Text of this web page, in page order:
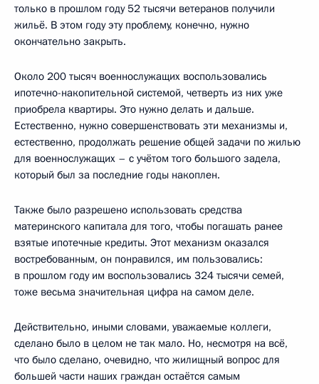
только в прошлом году 52 тысячи ветеранов получили
жильё. В этом году эту проблему, конечно, нужно
окончательно закрыть.
Около 200 тысяч военнослужащих воспользовались
ипотечно-накопительной системой, четверть из них уже
приобрела квартиры. Это нужно делать и дальше.
Естественно, нужно совершенствовать эти механизмы и,
естественно, продолжать решение общей задачи по жилью
для военнослужащих – с учётом того большого задела,
который был за последние годы накоплен.
Также было разрешено использовать средства
материнского капитала для того, чтобы погашать ранее
взятые ипотечные кредиты. Этот механизм оказался
востребованным, он понравился, им пользовались:
в прошлом году им воспользовались 324 тысячи семей,
тоже весьма значительная цифра на самом деле.
Действительно, иными словами, уважаемые коллеги,
сделано было в целом не так мало. Но, несмотря на всё,
что было сделано, очевидно, что жилищный вопрос для
большей части наших граждан остаётся самым